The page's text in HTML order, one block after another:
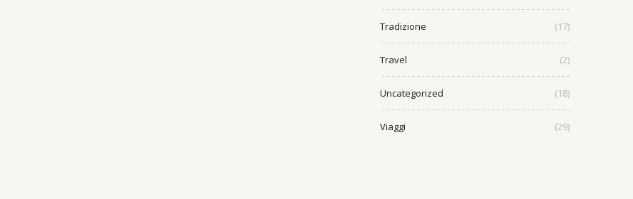
Tradizione (17)
Travel (2)
Uncategorized (18)
Viaggi (29)